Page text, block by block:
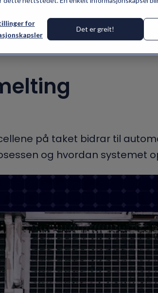
for
Det er greit!
Produkter
på taket bidrar til
og hvordan systemet